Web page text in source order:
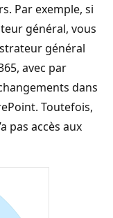
Par exemple, si
général, vous
général
avec par
dans
Toutefois,
pas accès aux